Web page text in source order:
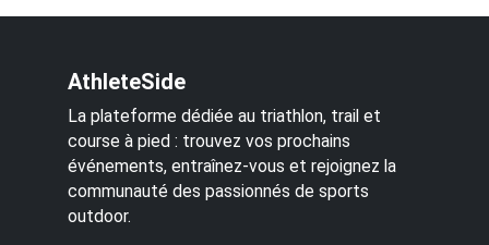
AthleteSide
La plateforme dédiée au triathlon, trail et
course à pied : trouvez vos prochains
événements, entraînez-vous et rejoignez la
communauté des passionnés de sports
outdoor.